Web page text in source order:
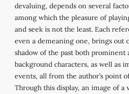
devaluing, depends on several
among which the pleasure of
and seek is not the least. Each
even a demeaning one, brings out
shadow of the past both prominent
background characters, as well as
events, all from the author’s point
Through this display, an image of a